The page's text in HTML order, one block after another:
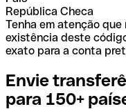
República Checa
Tenha em atenção
existência deste
exato para a conta
Envie
para 150+